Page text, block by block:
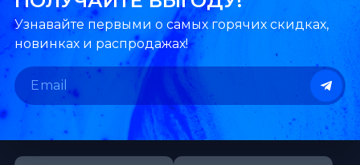
Узнавайте первыми о самых горячих скидках,
новинках и распродажах!